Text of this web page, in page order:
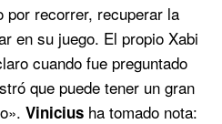
por recorrer, recuperar la
en su juego. El propio Xabi
cuando fue preguntado
que puede tener un gran
Vinicius ha tomado nota: